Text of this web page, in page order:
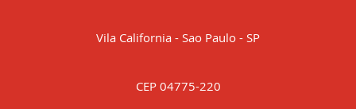
Vila California - Sao Paulo - SP
CEP 04775-220